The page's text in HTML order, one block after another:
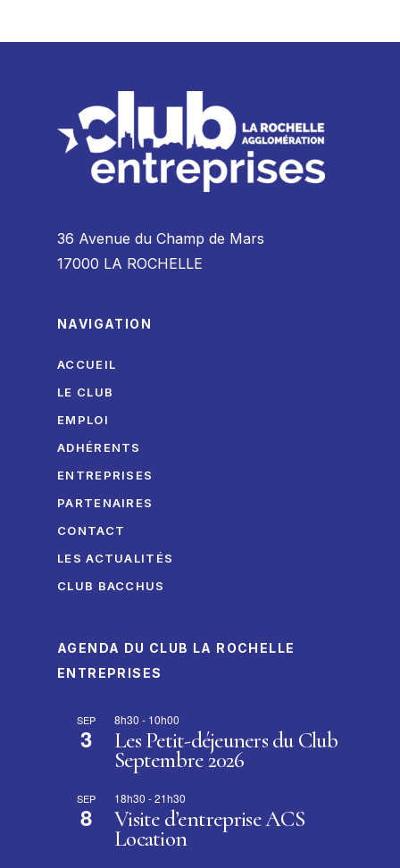
36 Avenue du Champ de Mars
17000 LA ROCHELLE
NAVIGATION
ACCUEIL
LE CLUB
EMPLOI
ADHÉRENTS
ENTREPRISES
PARTENAIRES
CONTACT
LES ACTUALITÉS
CLUB BACCHUS
AGENDA DU CLUB LA ROCHELLE
ENTREPRISES
SEP
3
8h30 - 10h00
Les Petit-déjeuners du Club
Septembre 2026
SEP
8
18h30 -21h30
Visite d’entreprise ACS
Location